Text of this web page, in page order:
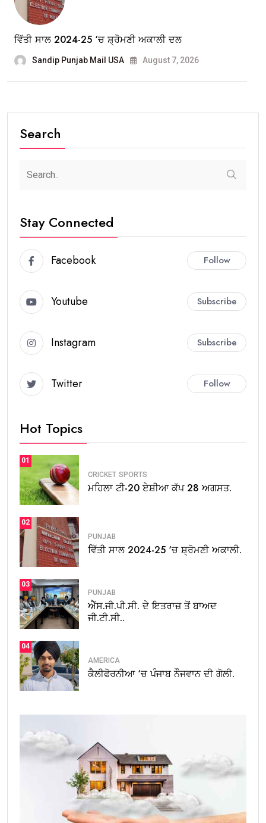
ਵਿੱਤੀ ਸਾਲ 2024-25 ‘ਚ ਸ਼੍ਰੋਮਣੀ ਅਕਾਲੀ ਦਲ
Sandip Punjab Mail USA August 7, 2026
Search
Stay Connected
Facebook Follow
Youtube Subscribe
Instagram Subscribe
Twitter Follow
Hot Topics
01
CRICKET SPORTS
ਮਹਿਲਾ ਟੀ-20 ਏਸ਼ੀਆ ਕੱਪ 28 ਅਗਸਤ.
02
PUNJAB
ਵਿੱਤੀ ਸਾਲ 2024-25 ‘ਚ ਸ਼੍ਰੋਮਣੀ ਅਕਾਲੀ.
03
PUNJAB
ਐੱਸ.ਜੀ.ਪੀ.ਸੀ. ਦੇ ਇਤਰਾਜ਼ ਤੋਂ ਬਾਅਦ
ਜੀ.ਟੀ.ਸੀ..
04
AMERICA
ਕੈਲੀਫੋਰਨੀਆ ‘ਚ ਪੰਜਾਬ ਨੌਜਵਾਨ ਦੀ ਗੋਲੀ.